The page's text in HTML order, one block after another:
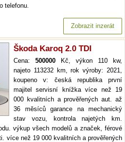
telefonu.
Zobrazit inzerát
Škoda Karoq 2.0 TDI
Cena: 500000 Kč, výkon 110 kw,
najeto 113232 km, rok výroby: 2021,
koupeno v: česká republika první
majitel servisní knížka více než 19
000 kvalitních a prověřených aut. až
36 měsíců garance na mechanický
stav vozu, kontrola najetých km.
výkup všech modelů a značek, férové
více než 19 000 kvalitních a prověřených